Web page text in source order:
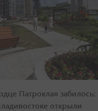
Патрокла» забилось:
открыли